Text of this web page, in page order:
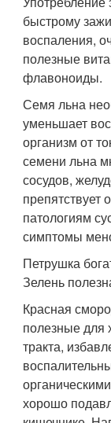
быстрому
воспаления,
полезные
флавоноиды.
Семя льна
уменьшает
организм от
семени льна
сосудов,
препятствует
патологиям
симптомы
Петрушка
Зелень
Красная
полезные для
тракта,
хорошо